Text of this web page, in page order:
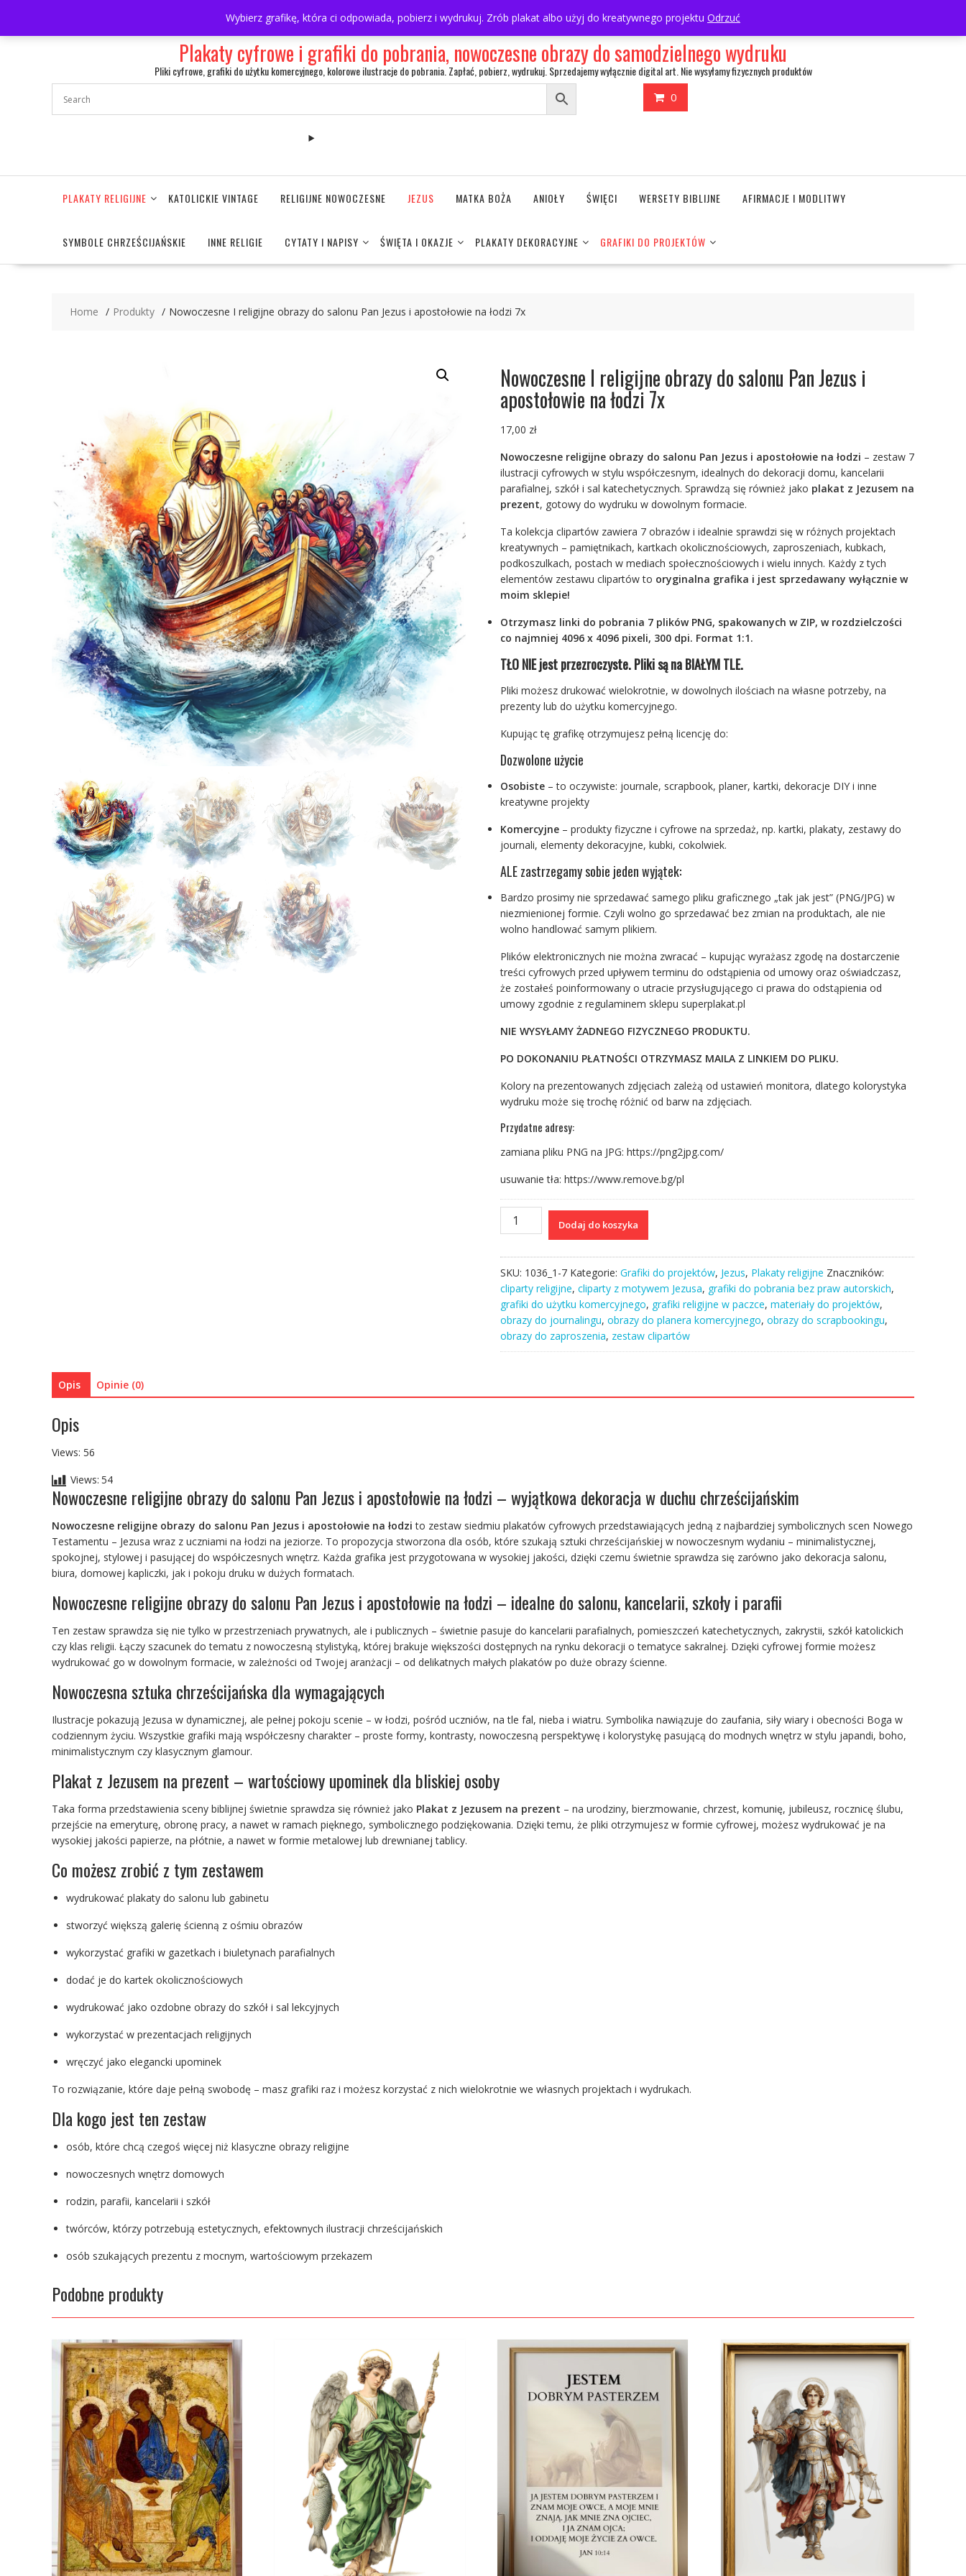
Wybierz grafikę, która ci odpowiada, pobierz i wydrukuj. Zrób plakat albo użyj do kreatywnego projektu Odrzuć
content
Plakaty cyfrowe i grafiki do pobrania, nowoczesne obrazy do samodzielnego wydruku
Pliki cyfrowe, grafiki do użytku komercyjnego, kolorowe ilustracje do pobrania. Zapłać, pobierz, wydrukuj. Sprzedajemy wyłącznie digital art. Nie wysyłamy fizycznych produktów
0
PLAKATY RELIGIJNE KATOLICKIE VINTAGE RELIGIJNE NOWOCZESNE JEZUS MATKA BOŻA ANIOŁY ŚWIĘCI WERSETY BIBLIJNE AFIRMACJE I MODLITWY
SYMBOLE CHRZEŚCIJAŃSKIE INNE RELIGIE CYTATY I NAPISY ŚWIĘTA I OKAZJE PLAKATY DEKORACYJNE GRAFIKI DO PROJEKTÓW
Home Produkty Nowoczesne I religijne obrazy do salonu Pan Jezus i apostołowie na łodzi 7x
Nowoczesne I religijne obrazy do salonu Pan Jezus i
apostołowie na łodzi 7x
17,00 zł
Nowoczesne religijne obrazy do salonu Pan Jezus i apostołowie na łodzi – zestaw 7
ilustracji cyfrowych w stylu współczesnym, idealnych do dekoracji domu, kancelarii
parafialnej, szkół i sal katechetycznych. Sprawdzą się również jako plakat z Jezusem na
prezent, gotowy do wydruku w dowolnym formacie.
Ta kolekcja clipartów zawiera 7 obrazów i idealnie sprawdzi się w różnych projektach
kreatywnych – pamiętnikach, kartkach okolicznościowych, zaproszeniach, kubkach,
podkoszulkach, postach w mediach społecznościowych i wielu innych. Każdy z tych
elementów zestawu clipartów to oryginalna grafika i jest sprzedawany wyłącznie w
moim sklepie!
Otrzymasz linki do pobrania 7 plików PNG, spakowanych w ZIP, w rozdzielczości
co najmniej 4096 x 4096 pixeli, 300 dpi. Format 1:1.
TŁO NIE jest przezroczyste. Pliki są na BIAŁYM TLE.
Pliki możesz drukować wielokrotnie, w dowolnych ilościach na własne potrzeby, na
prezenty lub do użytku komercyjnego.
Kupując tę grafikę otrzymujesz pełną licencję do:
Dozwolone użycie
Osobiste – to oczywiste: journale, scrapbook, planer, kartki, dekoracje DIY i inne
kreatywne projekty
Komercyjne – produkty fizyczne i cyfrowe na sprzedaż, np. kartki, plakaty, zestawy do
journali, elementy dekoracyjne, kubki, cokolwiek.
ALE zastrzegamy sobie jeden wyjątek:
Bardzo prosimy nie sprzedawać samego pliku graficznego „tak jak jest” (PNG/JPG) w
niezmienionej formie. Czyli wolno go sprzedawać bez zmian na produktach, ale nie
wolno handlować samym plikiem.
Plików elektronicznych nie można zwracać – kupując wyrażasz zgodę na dostarczenie
treści cyfrowych przed upływem terminu do odstąpienia od umowy oraz oświadczasz,
że zostałeś poinformowany o utracie przysługującego ci prawa do odstąpienia od
umowy zgodnie z regulaminem sklepu superplakat.pl
NIE WYSYŁAMY ŻADNEGO FIZYCZNEGO PRODUKTU.
PO DOKONANIU PŁATNOŚCI OTRZYMASZ MAILA Z LINKIEM DO PLIKU.
Kolory na prezentowanych zdjęciach zależą od ustawień monitora, dlatego kolorystyka
wydruku może się trochę różnić od barw na zdjęciach.
Przydatne adresy:
zamiana pliku PNG na JPG: https://png2jpg.com/
usuwanie tła: https://www.remove.bg/pl
ilość
Nowoczesne
religijne
obrazy
do
salonu
Pan
Jezus
i
Dodaj do koszyka
SKU: 1036_1-7 Kategorie: Grafiki do projektów, Jezus, Plakaty religijne Znaczników:
cliparty religijne, cliparty z motywem Jezusa, grafiki do pobrania bez praw autorskich,
grafiki do użytku komercyjnego, grafiki religijne w paczce, materiały do projektów,
obrazy do journalingu, obrazy do planera komercyjnego, obrazy do scrapbookingu,
obrazy do zaproszenia, zestaw clipartów
Opis Opinie (0)
Opis
Views: 56
Views: 54
Nowoczesne religijne obrazy do salonu Pan Jezus i apostołowie na łodzi – wyjątkowa dekoracja w duchu chrześcijańskim
Nowoczesne religijne obrazy do salonu Pan Jezus i apostołowie na łodzi to zestaw siedmiu plakatów cyfrowych przedstawiających jedną z najbardziej symbolicznych scen Nowego
Testamentu – Jezusa wraz z uczniami na łodzi na jeziorze. To propozycja stworzona dla osób, które szukają sztuki chrześcijańskiej w nowoczesnym wydaniu – minimalistycznej,
spokojnej, stylowej i pasującej do współczesnych wnętrz. Każda grafika jest przygotowana w wysokiej jakości, dzięki czemu świetnie sprawdza się zarówno jako dekoracja salonu,
biura, domowej kapliczki, jak i pokoju druku w dużych formatach.
Nowoczesne religijne obrazy do salonu Pan Jezus i apostołowie na łodzi – idealne do salonu, kancelarii, szkoły i parafii
Ten zestaw sprawdza się nie tylko w przestrzeniach prywatnych, ale i publicznych – świetnie pasuje do kancelarii parafialnych, pomieszczeń katechetycznych, zakrystii, szkół katolickich
czy klas religii. Łączy szacunek do tematu z nowoczesną stylistyką, której brakuje większości dostępnych na rynku dekoracji o tematyce sakralnej. Dzięki cyfrowej formie możesz
wydrukować go w dowolnym formacie, w zależności od Twojej aranżacji – od delikatnych małych plakatów po duże obrazy ścienne.
Nowoczesna sztuka chrześcijańska dla wymagających
Ilustracje pokazują Jezusa w dynamicznej, ale pełnej pokoju scenie – w łodzi, pośród uczniów, na tle fal, nieba i wiatru. Symbolika nawiązuje do zaufania, siły wiary i obecności Boga w
codziennym życiu. Wszystkie grafiki mają współczesny charakter – proste formy, kontrasty, nowoczesną perspektywę i kolorystykę pasującą do modnych wnętrz w stylu japandi, boho,
minimalistycznym czy klasycznym glamour.
Plakat z Jezusem na prezent – wartościowy upominek dla bliskiej osoby
Taka forma przedstawienia sceny biblijnej świetnie sprawdza się również jako Plakat z Jezusem na prezent – na urodziny, bierzmowanie, chrzest, komunię, jubileusz, rocznicę ślubu,
przejście na emeryturę, obronę pracy, a nawet w ramach pięknego, symbolicznego podziękowania. Dzięki temu, że pliki otrzymujesz w formie cyfrowej, możesz wydrukować je na
wysokiej jakości papierze, na płótnie, a nawet w formie metalowej lub drewnianej tablicy.
Co możesz zrobić z tym zestawem
wydrukować plakaty do salonu lub gabinetu
stworzyć większą galerię ścienną z ośmiu obrazów
wykorzystać grafiki w gazetkach i biuletynach parafialnych
dodać je do kartek okolicznościowych
wydrukować jako ozdobne obrazy do szkół i sal lekcyjnych
wykorzystać w prezentacjach religijnych
wręczyć jako elegancki upominek
To rozwiązanie, które daje pełną swobodę – masz grafiki raz i możesz korzystać z nich wielokrotnie we własnych projektach i wydrukach.
Dla kogo jest ten zestaw
osób, które chcą czegoś więcej niż klasyczne obrazy religijne
nowoczesnych wnętrz domowych
rodzin, parafii, kancelarii i szkół
twórców, którzy potrzebują estetycznych, efektownych ilustracji chrześcijańskich
osób szukających prezentu z mocnym, wartościowym przekazem
Podobne produkty